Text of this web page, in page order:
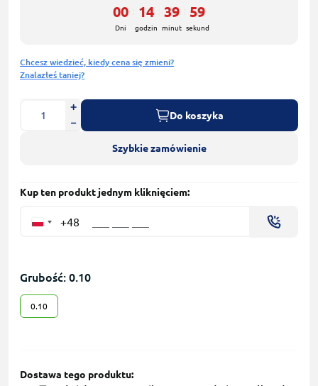
00
Dni
14
godzin
39
minut
58
sekund
Chcesz wiedzieć, kiedy cena się zmieni?
Znalazłeś taniej?
Do koszyka
Szybkie zamówienie
Kup ten produkt jednym kliknięciem:
+48
Grubość: 0.10
0.10
Dostawa tego produktu: